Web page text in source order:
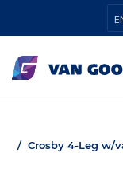
Crosby 4-Leg w/